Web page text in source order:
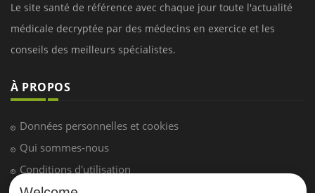
Le site santé de référence avec chaque jour toute l'actualité
médicale decryptée par des médecins en exercice et les
conseils des meilleurs spécialistes.
À PROPOS
Données personnelles et cookies
Qui sommes-nous
Conditions d'utilisation